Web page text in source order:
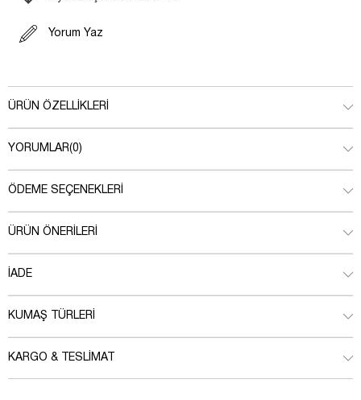
Yorum Yaz
ÜRÜN ÖZELLIKLERI
YORUMLAR(0)
ÖDEME SEÇENEKLERI
ÜRÜN ÖNERILERI
İADE
KUMAŞ TÜRLERI
KARGO & TESLIMAT